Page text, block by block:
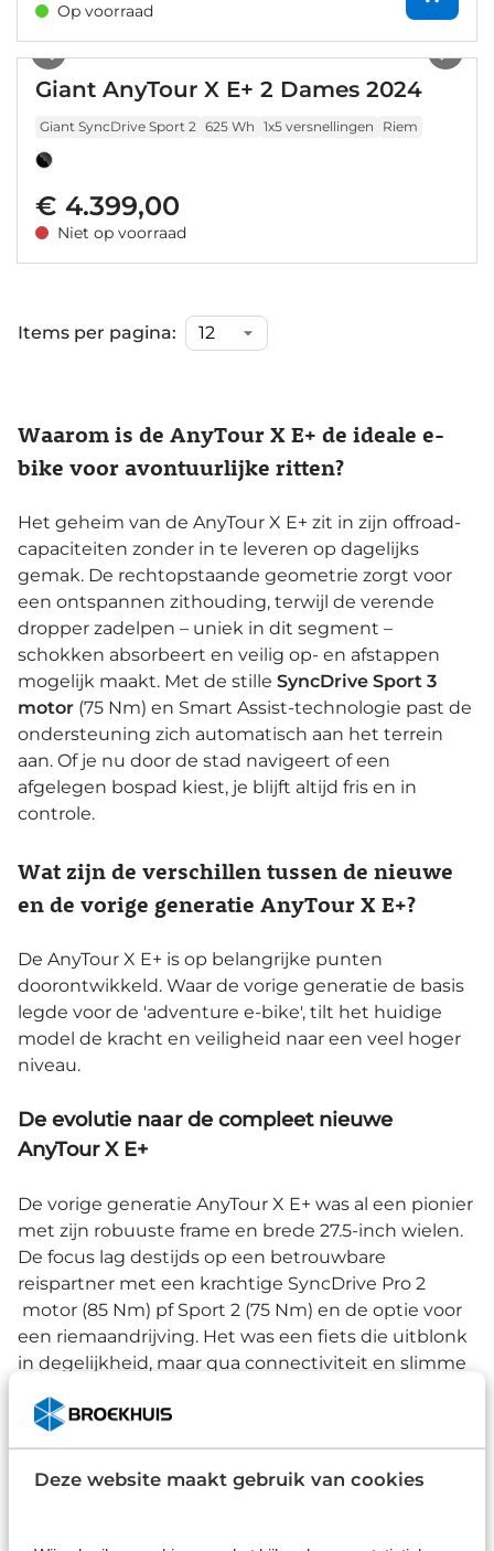
Deze website maakt gebruik van cookies
Op voorraad
Giant AnyTour X E+ 2 Dames 2024
Giant SyncDrive Sport 2 625 Wh 1x5 versnellingen Riem
€ 4.399,00
Niet op voorraad
Items per pagina:
Waarom is de AnyTour X E+ de ideale e-
bike voor avontuurlijke ritten?
Het geheim van de AnyTour X E+ zit in zijn offroad-
capaciteiten zonder in te leveren op dagelijks
gemak. De rechtopstaande geometrie zorgt voor
een ontspannen zithouding, terwijl de verende
dropper zadelpen – uniek in dit segment –
schokken absorbeert en veilig op- en afstappen
mogelijk maakt. Met de stille SyncDrive Sport 3
motor (75 Nm) en Smart Assist-technologie past de
ondersteuning zich automatisch aan het terrein
aan. Of je nu door de stad navigeert of een
afgelegen bospad kiest, je blijft altijd fris en in
controle.
Wat zijn de verschillen tussen de nieuwe
en de vorige generatie AnyTour X E+?
De AnyTour X E+ is op belangrijke punten
doorontwikkeld. Waar de vorige generatie de basis
legde voor de 'adventure e-bike', tilt het huidige
model de kracht en veiligheid naar een veel hoger
niveau.
De evolutie naar de compleet nieuwe
AnyTour X E+
De vorige generatie AnyTour X E+ was al een pionier
met zijn robuuste frame en brede 27.5-inch wielen.
De focus lag destijds op een betrouwbare
reispartner met een krachtige SyncDrive Pro 2
motor (85 Nm) pf Sport 2 (75 Nm) en de optie voor
een riemaandrijving. Het was een fiets die uitblonk
in degelijkheid, maar qua connectiviteit en slimme
stond vergeleken met de huidige standaarden.
Wat is er verbeterd bij het nieuwste model?